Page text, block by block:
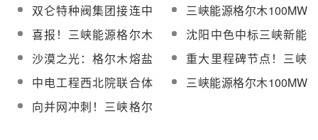
工程样机顺利通过鉴定
光热EPC总承包工程发
电机穿转子工作圆满完
成
100兆瓦光热项目主要
设备安装已完成
双仑特种阀集团接连中
标高温熔盐阀、特材
阀！
三峡能源格尔木100MW
光热EPC总承包工程化
学制水一次成功
喜报！三峡能源格尔木
100MW光热EPC总承包
工程DCS受电一次成功
沈阳中色中标三峡新能
源格尔木10万千瓦光热
工程铠装电加热器(熔盐
电伴热)采购
沙漠之光：格尔木熔盐
塔式光热电站的绿色征
程
重大里程碑节点！三峡
能源格尔木100MW光热
EPC总承包工程汽轮机
中电工程西北院联合体
总承包！三峡格尔木
100MW光热项目首片吸
三峡能源格尔木100MW
向并网冲刺！三峡格尔